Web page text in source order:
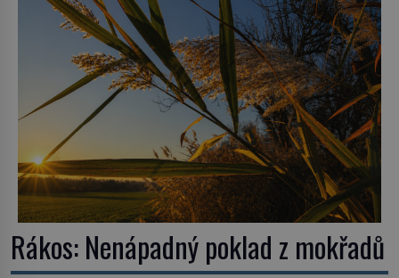
zvládnou jen představitelné věci. Na malé kousky
Název: Columbia První […]
Rákos: Nenápadný poklad z mokřadů